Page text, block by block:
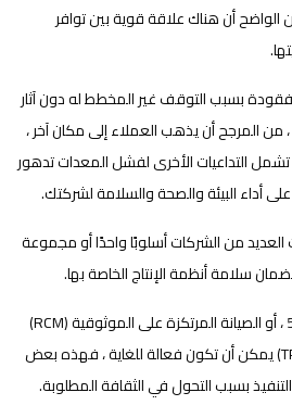
أن هناك علاقة قوية بين توافر
بسبب التوقف غير المخطط له دون آثار
المرجح أن يذهب العملاء إلى مكان آخر ،
تشمل التداعيات الأخرى لفشل المعدات تدهور
أداء البيئة والصحة والسلامة لشركتك.
العديد من الشركات أسلوبًا واحدًا أو مجموعة
سلامة أنظمة الإنتاج الخاصة بها.
في حين أن استراتيجيات مثل 5S ، أو الصيانة المرتكزة على الموثوقية (RCM)
أو الصيانة الوقائية الكاملة (TPM) يمكن أن تكون فعالة للغاية ، فهذه بعض
بسبب التحول في الثقافة المطلوبة.